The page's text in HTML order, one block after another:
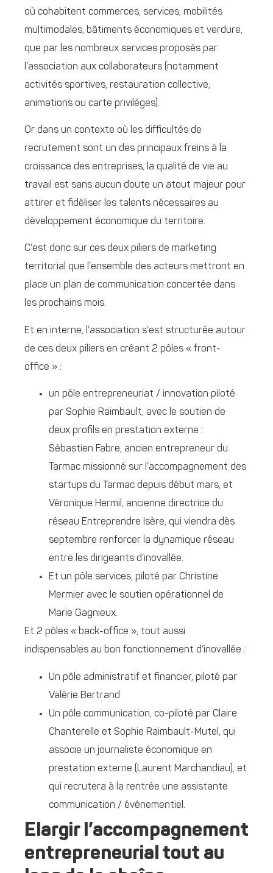
où cohabitent commerces, services, mobilités
multimodales, bâtiments économiques et verdure,
que par les nombreux services proposés par
l’association aux collaborateurs (notamment
activités sportives, restauration collective,
animations ou carte privilèges).
Or dans un contexte où les difficultés de
recrutement sont un des principaux freins à la
croissance des entreprises, la qualité de vie au
travail est sans aucun doute un atout majeur pour
attirer et fidéliser les talents nécessaires au
développement économique du territoire.
C’est donc sur ces deux piliers de marketing
territorial que l’ensemble des acteurs mettront en
place un plan de communication concertée dans
les prochains mois.
Et en interne, l’association s’est structurée autour
de ces deux piliers en créant 2 pôles « front-
office » :
un pôle entrepreneuriat / innovation piloté
par Sophie Raimbault, avec le soutien de
deux profils en prestation externe :
Sébastien Fabre, ancien entrepreneur du
Tarmac missionné sur l’accompagnement des
startups du Tarmac depuis début mars, et
Véronique Hermil, ancienne directrice du
réseau Entreprendre Isère, qui viendra dès
septembre renforcer la dynamique réseau
entre les dirigeants d’inovallée.
Et un pôle services, piloté par Christine
Mermier avec le soutien opérationnel de
Marie Gagnieux.
Et 2 pôles « back-office », tout aussi
indispensables au bon fonctionnement d’inovallée :
Un pôle administratif et financier, piloté par
Valérie Bertrand
Un pôle communication, co-piloté par Claire
Chanterelle et Sophie Raimbault-Mutel, qui
associe un journaliste économique en
prestation externe (Laurent Marchandiau), et
qui recrutera à la rentrée une assistante
communication / événementiel.
Elargir l’accompagnement
entrepreneurial tout au